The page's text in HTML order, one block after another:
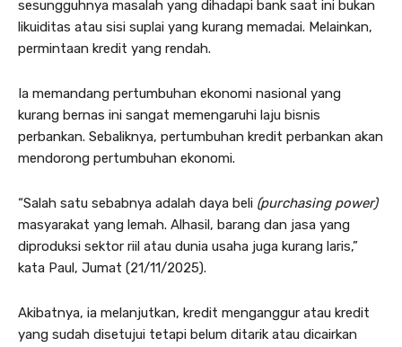
sesungguhnya masalah yang dihadapi bank saat ini bukan
likuiditas atau sisi suplai yang kurang memadai. Melainkan,
permintaan kredit yang rendah.
Ia memandang pertumbuhan ekonomi nasional yang
kurang bernas ini sangat memengaruhi laju bisnis
perbankan. Sebaliknya, pertumbuhan kredit perbankan akan
mendorong pertumbuhan ekonomi.
“Salah satu sebabnya adalah daya beli (purchasing power)
masyarakat yang lemah. Alhasil, barang dan jasa yang
diproduksi sektor riil atau dunia usaha juga kurang laris,”
kata Paul, Jumat (21/11/2025).
Akibatnya, ia melanjutkan, kredit menganggur atau kredit
yang sudah disetujui tetapi belum ditarik atau dicairkan